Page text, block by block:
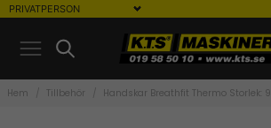
Hem Tillbehör Handskar Breathfit Thermo Storlek: 9